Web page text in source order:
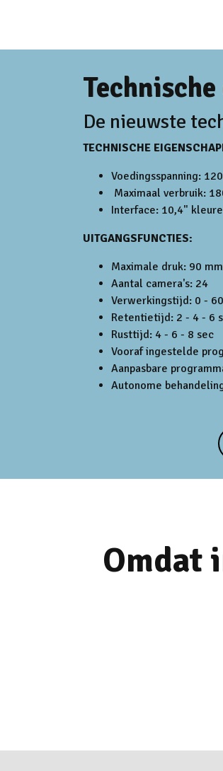
De nieuwste
TECHNISCHE
Voedingsspanning:
Maximaal verbruik:
Interface: 10,4"
UITGANGSFUNCTIES:
Maximale druk: 90
Aantal camera's: 24
Verwerkingstijd: 0 -
Retentietijd: 2 - 4 - 6 s
Rusttijd: 4 - 6 - 8 sec
Vooraf ingestelde
Aanpasbare
Autonome
Omdat